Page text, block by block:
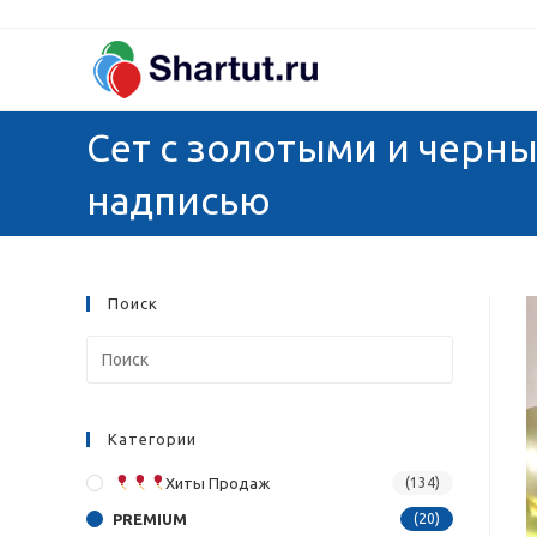
содержимому
Сет с золотыми и
надписью
Поиск
Категории
Хиты Продаж (134)
PREMIUM (20)